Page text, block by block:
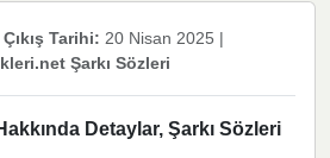
Çıkış Tarihi: 20 Nisan 2025 |
Şarkı Sözleri
Detaylar, Şarkı Sözleri